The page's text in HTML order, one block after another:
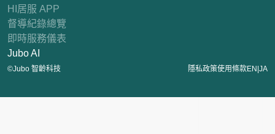
HI居服 APP
督導紀錄總覽
即時服務儀表
Jubo AI
©Jubo 智齡科技 隱私政策使用條款EN |JA